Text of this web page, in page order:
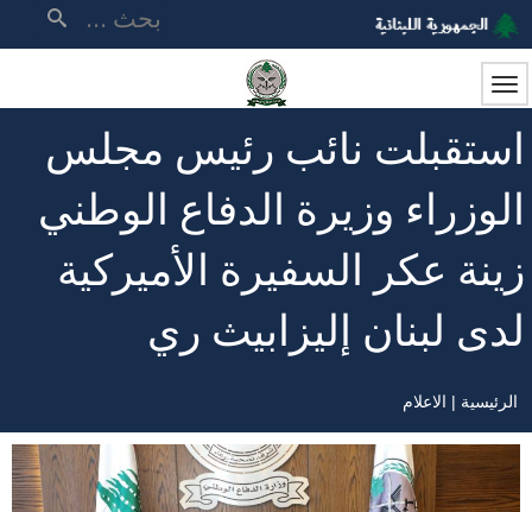
تجاوز
إلى
المحتوى
الرئيسي
استقبلت نائب رئيس مجلس
الوزراء وزيرة الدفاع الوطني
زينة عكر السفيرة الأميركية
لدى لبنان إليزابيث ري
مسار
التنقل
الرئيسية الاعلام